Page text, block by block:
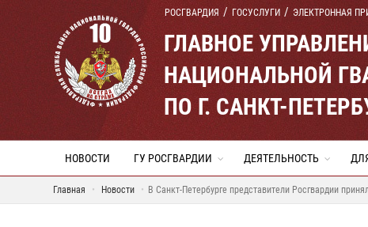
РОСГВАРДИЯ ГОСУСЛУГИ ЭЛЕКТРОННАЯ
ГЛАВНОЕ
НАЦИОНАЛЬНОЙ
ПО Г. САНКТ-
НОВОСТИ ГУ РОСГВАРДИИ ДЕЯТЕЛЬНОСТЬ
Главная Новости В Санкт-Петербурге представители Росгвардии